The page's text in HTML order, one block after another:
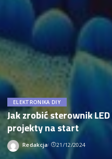
ELEKTRONIKA DIY
Jak zrobić sterownik
projekty na start
Wysłany
Redakcja 21/12/2024